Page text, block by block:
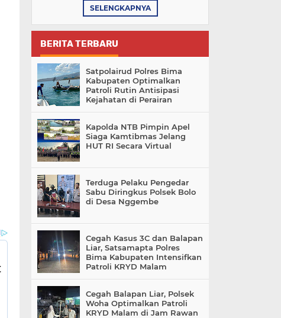
SELENGKAPNYA
BERITA TERBARU
Satpolairud Polres Bima
Kabupaten Optimalkan
Patroli Rutin Antisipasi
Kejahatan di Perairan
Kapolda NTB Pimpin Apel
Siaga Kamtibmas Jelang
HUT RI Secara Virtual
Terduga Pelaku Pengedar
Sabu Diringkus Polsek Bolo
di Desa Nggembe
Cegah Kasus 3C dan Balapan
Liar, Satsamapta Polres
Bima Kabupaten Intensifkan
Patroli KRYD Malam
Cegah Balapan Liar, Polsek
Woha Optimalkan Patroli
KRYD Malam di Jam Rawan